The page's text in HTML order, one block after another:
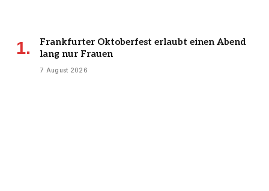
Frankfurter Oktoberfest erlaubt einen Abend
lang nur Frauen
7 August 2026